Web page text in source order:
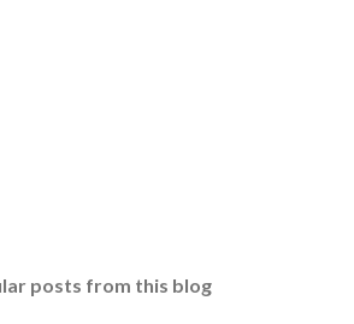
posts from this blog